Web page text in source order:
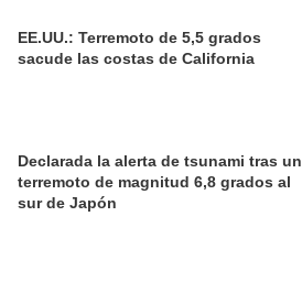
EE.UU.: Terremoto de 5,5 grados
sacude las costas de California
Declarada la alerta de tsunami tras un
terremoto de magnitud 6,8 grados al
sur de Japón